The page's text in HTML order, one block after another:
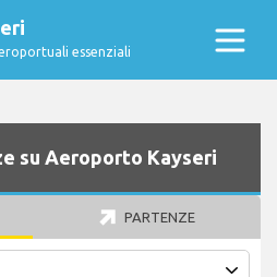
essenziali
su Aeroporto Kayseri
PARTENZE